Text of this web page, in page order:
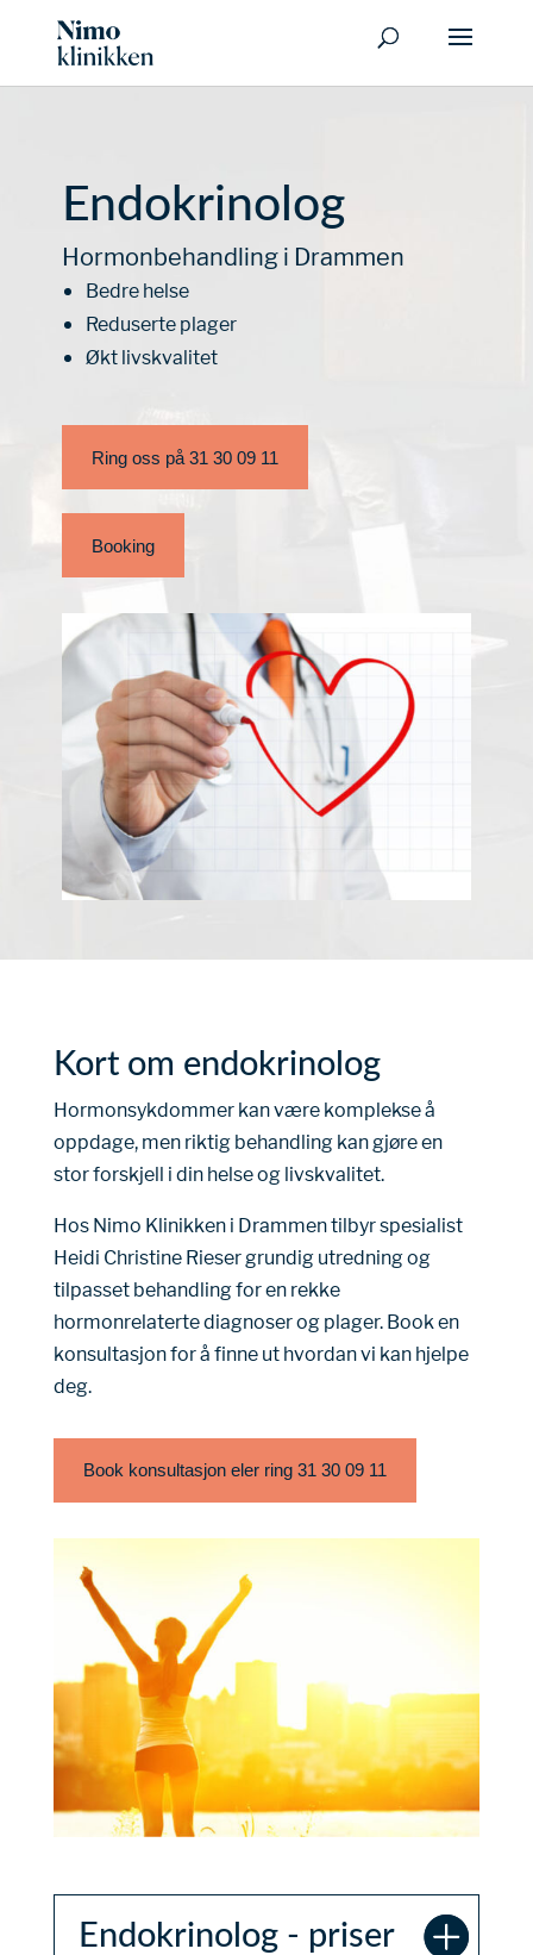
Endokrinolog
Hormonbehandling i Drammen
Bedre helse
Reduserte plager
Økt livskvalitet
Ring oss på 31 30 09 11
Booking
Kort om endokrinolog
Hormonsykdommer kan være komplekse å
oppdage, men riktig behandling kan gjøre en
stor forskjell i din helse og livskvalitet.
Hos Nimo Klinikken i Drammen tilbyr spesialist
Heidi Christine Rieser grundig utredning og
tilpasset behandling for en rekke
hormonrelaterte diagnoser og plager. Book en
konsultasjon for å finne ut hvordan vi kan hjelpe
deg.
Book konsultasjon eler ring 31 30 09 11
Endokrinolog - priser